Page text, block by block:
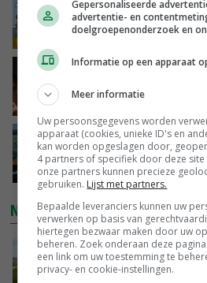
Internationale
groot: Nederland in
GISTEREN, 15:33
Vlaamse
groeit door
‘Cijfer jezelf niet
je gelukkig van
GISTEREN, 13:31
NIEUWSTE VIDEO'S
POAH!: John Deere
GISTEREN, 10:00
Gepersonaliseerde
advertentie- en
doelgroepenonderzoek en
Informatie op een apparaat
Meer informatie
Uw persoonsgegevens worden
apparaat (cookies, unieke ID's en
kan worden opgeslagen door,
4 partners of specifiek door deze
onze partners kunnen precieze
gebruiken. Lijst met partners.
Bepaalde leveranciers kunnen uw
verwerken op basis van
hiertegen bezwaar maken door uw
beheren. Zoek onderaan deze
een link om uw toestemming te
privacy- en cookie-instellingen.